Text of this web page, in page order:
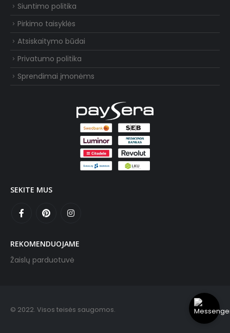
Siuntimo politika
Pirkimo taisyklės
Atsiskaitymo būdai
Privatumo politika
Sprendimai įmonėms
SEKITE MUS
REKOMENDUOJAME
Žaislų parduotuvė
© 2022. Visos teisės saugomos.